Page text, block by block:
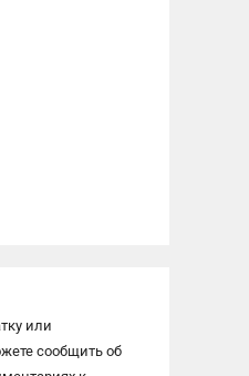
или
сообщить об